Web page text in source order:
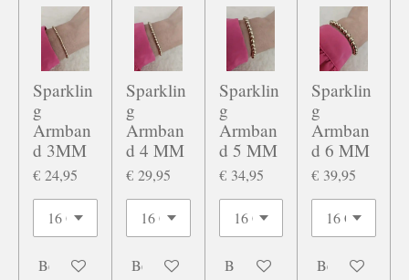
Sparklin
g
Armban
d 3MM
€ 24,95
Bekijk details
Sparklin
g
Armban
d 4 MM
€ 29,95
Bekijk details
Sparklin
g
Armban
d 5 MM
€ 34,95
Bekijk details
Sparklin
g
Armban
d 6 MM
€ 39,95
Bekijk details